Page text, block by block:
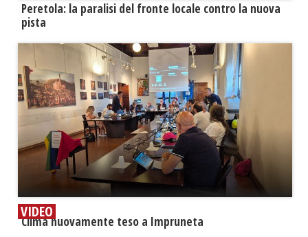
Peretola: la paralisi del fronte locale contro la nuova
pista
VIDEO
​Clima nuovamente teso a Impruneta